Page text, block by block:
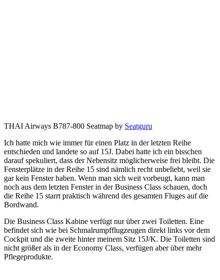
THAI Airways B787-800 Seatmap by Seatguru
Ich hatte mich wie immer für einen Platz in der letzten Reihe
entschieden und landete so auf 15J. Dabei hatte ich ein bisschen
darauf spekuliert, dass der Nebensitz möglicherweise frei bleibt. Die
Fensterplätze in der Reihe 15 sind nämlich recht unbeliebt, weil sie
gar kein Fenster haben. Wenn man sich weit vorbeugt, kann man
noch aus dem letzten Fenster in der Business Class schauen, doch
die Reihe 15 starrt praktisch während des gesamten Fluges auf die
Bordwand.
Die Business Class Kabine verfügt nur über zwei Toiletten. Eine
befindet sich wie bei Schmalrumpfflugzeugen direkt links vor dem
Cockpit und die zweite hinter meinem Sitz 15J/K. Die Toiletten sind
nicht größer als in der Economy Class, verfügen aber über mehr
Pflegeprodukte.